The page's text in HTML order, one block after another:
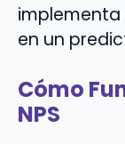
en un
Cómo
NPS